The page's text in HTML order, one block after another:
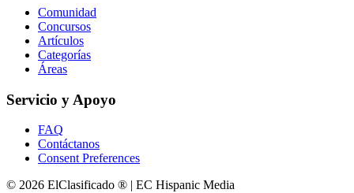
Comunidad
Concursos
Artículos
Categorías
Áreas
Servicio y Apoyo
FAQ
Contáctanos
Consent Preferences
© 2026 ElClasificado ® | EC Hispanic Media